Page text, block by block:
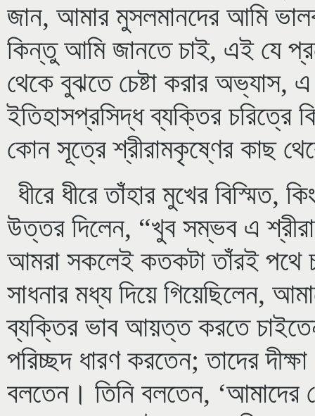
জান, আমার মুসলমানদের আমি
কিন্তু আমি জানতে চাই, এই যে
থেকে বুঝতে চেষ্টা করার
ইতিহাসপ্রসিদ্ধ ব্যক্তির চরিত্রে
কোন সূত্রে শ্রীরামকৃষ্ণের কাছ
ধীরে ধীরে তাঁহার মুখের বিস্মিত,
উত্তর দিলেন, “খুব সম্ভব এ
আমরা সকলেই কতকটা তাঁরই পথে
সাধনার মধ্য দিয়ে গিয়েছিলেন,
ব্যক্তির ভাব আয়ত্ত করতে
পরিচ্ছদ ধারণ করতেন; তাদের
বলতেন। তিনি বলতেন, ‘আমাদের